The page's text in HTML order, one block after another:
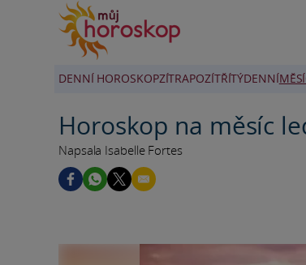
DENNÍ HOROSKOPZÍTRAPOZÍTŘÍTÝDENNÍ
Horoskop na měsíc
Napsala Isabelle Fortes